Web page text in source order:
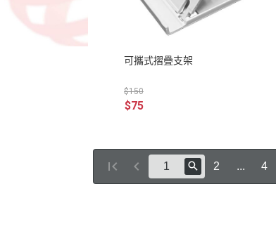
可攜式摺疊支架
$150
$75
2 ... 4